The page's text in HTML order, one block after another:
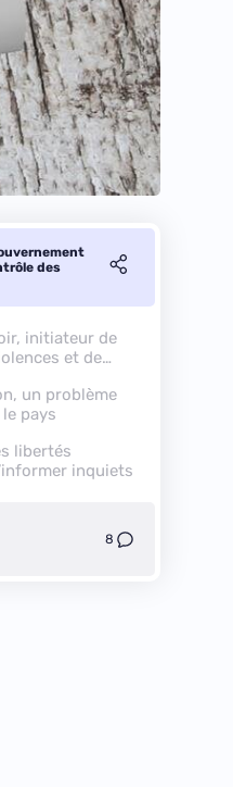
des
initiateur de
et de
un problème
pays
libertés
inquiets
8